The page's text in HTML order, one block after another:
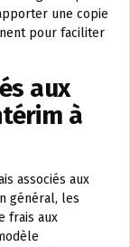
une copie
pour faciliter
aux
à
associés aux
général, les
frais aux